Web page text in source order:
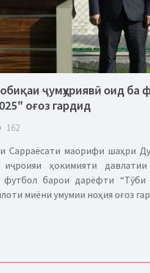
ҷумҳуриявӣ оид ба
оғоз гардид
162
Сарраёсати маорифи шаҳри
ҳокимияти
футбол барои дарёфти “Тӯби
миёни умумии ноҳия оғоз